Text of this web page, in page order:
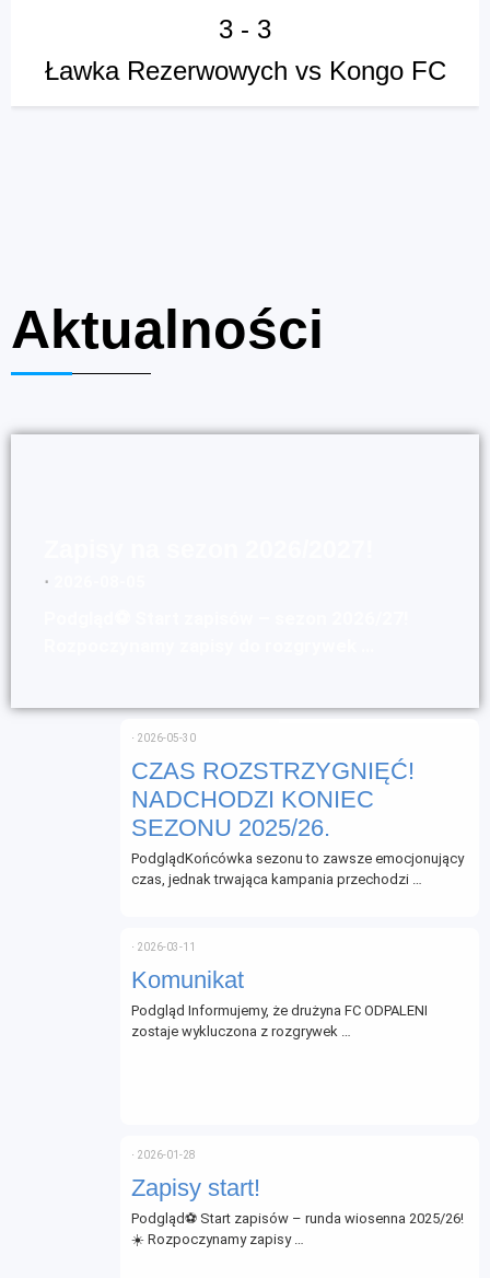
3 - 3
Ławka Rezerwowych vs Kongo FC
Aktualności
⋅
CZAS ROZSTRZYGNIĘĆ!
NADCHODZI KONIEC
SEZONU 2025/26.
⋅ 2026-05-30
PodglądKońcówka sezonu to zawsze emocjonujący
czas, jednak trwająca kampania przechodzi …
Komunikat
⋅ 2026-03-11
Podgląd Informujemy, że drużyna FC ODPALENI
zostaje wykluczona z rozgrywek …
Zapisy start!
⋅ 2026-01-28
Podgląd⚽ Start zapisów – runda wiosenna 2025/26!
☀️ Rozpoczynamy zapisy …